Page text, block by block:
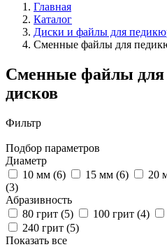
Главная
Каталог
Диски и файлы для
Сменные файлы для
Сменные файлы
дисков
Фильтр
Подбор параметров
Диаметр
10 мм (6) 15 мм (6) 20
(3)
Абразивность
80 грит (5) 100 грит (4)
240 грит (5)
Показать все